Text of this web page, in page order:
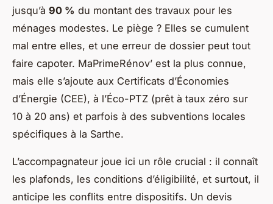
jusqu’à 90 % du montant des travaux pour les
ménages modestes. Le piège ? Elles se cumulent
mal entre elles, et une erreur de dossier peut tout
faire capoter. MaPrimeRénov’ est la plus connue,
mais elle s’ajoute aux Certificats d’Économies
d’Énergie (CEE), à l’Éco-PTZ (prêt à taux zéro sur
10 à 20 ans) et parfois à des subventions locales
spécifiques à la Sarthe.
L’accompagnateur joue ici un rôle crucial : il connaît
les plafonds, les conditions d’éligibilité, et surtout, il
anticipe les conflits entre dispositifs. Un devis